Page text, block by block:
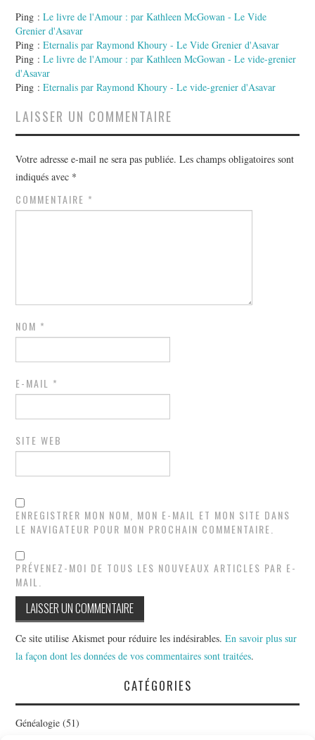
Ping :Le livre de l'Amour : par Kathleen McGowan - Le Vide
Grenier d'Asavar
Ping :Eternalis par Raymond Khoury - Le Vide Grenier d'Asavar
Ping :Le livre de l'Amour : par Kathleen McGowan - Le vide-grenier
d'Asavar
Ping :Eternalis par Raymond Khoury - Le vide-grenier d'Asavar
LAISSER UN COMMENTAIRE
Votre adresse e-mail ne sera pas publiée. Les champs obligatoires sont
indiqués avec *
COMMENTAIRE *
NOM *
E-MAIL *
SITE WEB
ENREGISTRER MON NOM, MON E-MAIL ET MON SITE DANS
LE NAVIGATEUR POUR MON PROCHAIN COMMENTAIRE.
PRÉVENEZ-MOI DE TOUS LES NOUVEAUX ARTICLES PAR E-
MAIL.
Ce site utilise Akismet pour réduire les indésirables.En savoir plus sur
la façon dont les données de vos commentaires sont traitées.
CATÉGORIES
Généalogie (51)